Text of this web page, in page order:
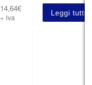
14,64€
+ Iva Leggi tutto